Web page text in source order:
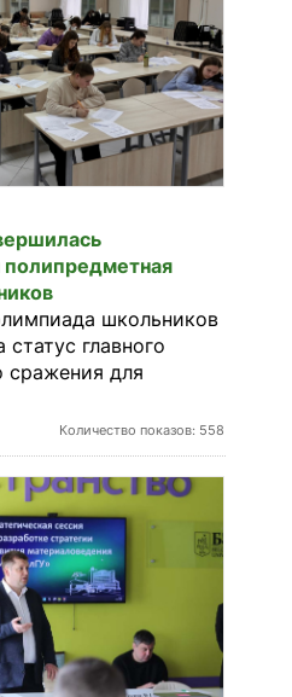
школьников
главного
сражения для
Количество показов: 558